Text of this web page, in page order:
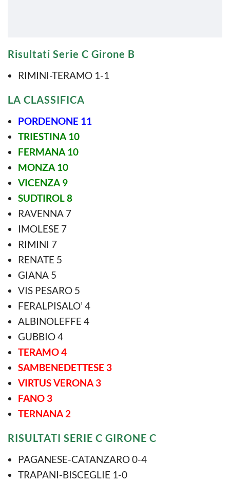
Risultati Serie C Girone B
RIMINI-TERAMO 1-1
LA CLASSIFICA
PORDENONE 11
TRIESTINA 10
FERMANA 10
MONZA 10
VICENZA 9
SUDTIROL 8
RAVENNA 7
IMOLESE 7
RIMINI 7
RENATE 5
GIANA 5
VIS PESARO 5
FERALPISALO’ 4
ALBINOLEFFE 4
GUBBIO 4
TERAMO 4
SAMBENEDETTESE 3
VIRTUS VERONA 3
FANO 3
TERNANA 2
RISULTATI SERIE C GIRONE C
PAGANESE-CATANZARO 0-4
TRAPANI-BISCEGLIE 1-0